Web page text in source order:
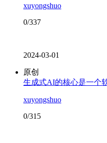
xuyongshuo
0/337
2024-03-01
原创
生成式AI的核心是一个
xuyongshuo
0/315